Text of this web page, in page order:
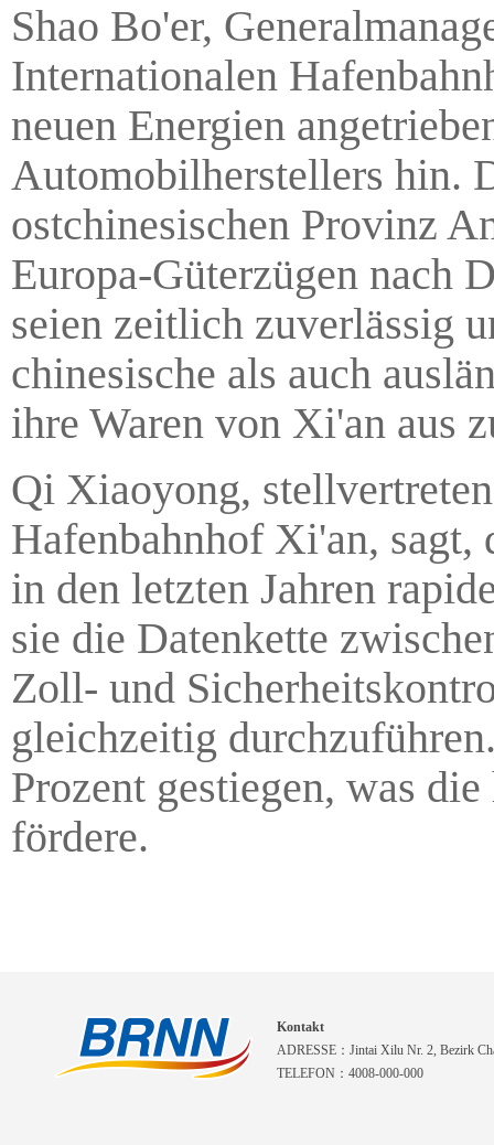
Shao Bo'er,
Internationalen
neuen Energien
Automobilherstellers hin.
ostchinesischen Provinz
Europa-Güterzügen nach
seien zeitlich zuverlässig
chinesische als auch
ihre Waren von Xi'an aus
Qi Xiaoyong,
Hafenbahnhof Xi'an, sagt,
in den letzten Jahren
sie die Datenkette
Zoll- und
gleichzeitig
Prozent gestiegen, was
fördere.
Kontakt
ADRESSE：Jintai Xilu Nr. 2, Bezirk
TELEFON：4008-000-000